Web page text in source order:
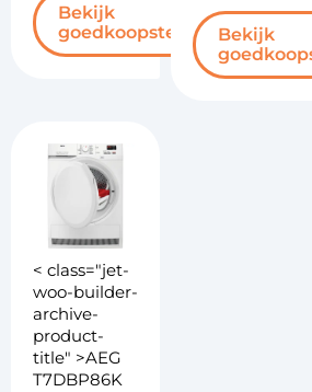
Bekijk
goedkoopste
Bekijk
< class="jet-
woo-builder-
archive-
product-
title" >AEG
T7DBP86K